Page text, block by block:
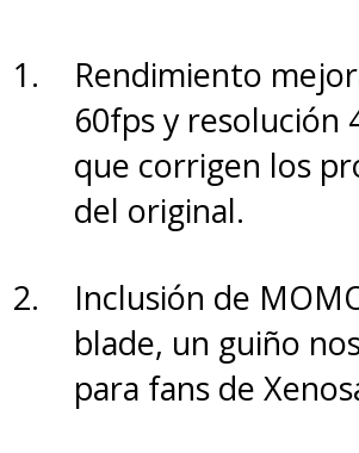
¡Esto no es… esto no
no es todo amigos!
Rendimiento
60fps y resolución
que corrigen los
del original.
Inclusión de
blade, un guiño
para fans de